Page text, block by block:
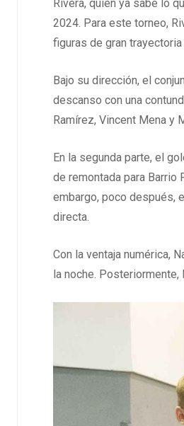
Rivera, quien ya sabe lo
2024. Para este torneo,
figuras de gran
Bajo su dirección, el
descanso con una
Ramírez, Vincent Mena y
En la segunda parte, el
de remontada para Barrio
embargo, poco después,
directa.
Con la ventaja numérica,
la noche.